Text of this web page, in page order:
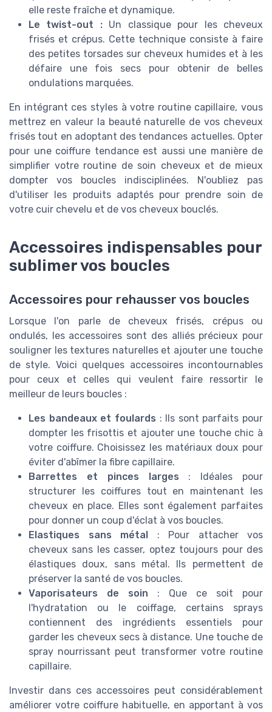
elle reste fraîche et dynamique.
Le twist-out :Un classique pour les cheveux
frisés et crépus. Cette technique consiste à faire
des petites torsades sur cheveux humides et à les
défaire une fois secs pour obtenir de belles
ondulations marquées.
En intégrant ces styles à votre routine capillaire, vous
mettrez en valeur la beauté naturelle de vos cheveux
frisés tout en adoptant des tendances actuelles. Opter
pour une coiffure tendance est aussi une manière de
simplifier votre routine de soin cheveux et de mieux
dompter vos boucles indisciplinées. N'oubliez pas
d'utiliser les produits adaptés pour prendre soin de
votre cuir chevelu et de vos cheveux bouclés.
Accessoires indispensables pour
sublimer vos boucles
Accessoires pour rehausser vos boucles
Lorsque l'on parle de cheveux frisés, crépus ou
ondulés, les accessoires sont des alliés précieux pour
souligner les textures naturelles et ajouter une touche
de style. Voici quelques accessoires incontournables
pour ceux et celles qui veulent faire ressortir le
meilleur de leurs boucles :
Les bandeaux et foulards : Ils sont parfaits pour
dompter les frisottis et ajouter une touche chic à
votre coiffure. Choisissez les matériaux doux pour
éviter d'abîmer la fibre capillaire.
Barrettes et pinces larges : Idéales pour
structurer les coiffures tout en maintenant les
cheveux en place. Elles sont également parfaites
pour donner un coup d'éclat à vos boucles.
Elastiques sans métal
: Pour attacher vos
cheveux sans les casser, optez toujours pour des
élastiques doux, sans métal. Ils permettent de
préserver la santé de vos boucles.
Vaporisateurs de soin : Que ce soit pour
l'hydratation ou le coiffage, certains sprays
contiennent des ingrédients essentiels pour
garder les cheveux secs à distance. Une touche de
spray nourrissant peut transformer votre routine
capillaire.
Investir dans ces accessoires peut considérablement
améliorer votre coiffure habituelle, en apportant à vos